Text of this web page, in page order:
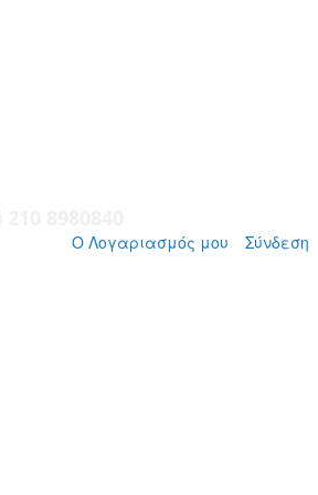
Ο Λογαριασμός μου Σύνδεση